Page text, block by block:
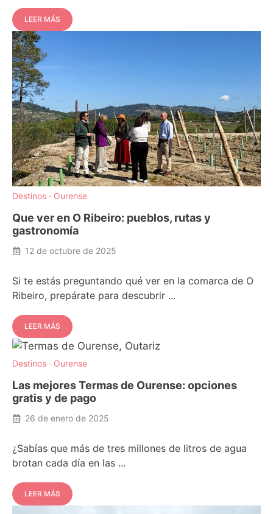
LEER MÁS
Destinos · Ourense
Que ver en O Ribeiro: pueblos, rutas y
gastronomía
12 de octubre de 2025
Si te estás preguntando qué ver en la comarca de O
Ribeiro, prepárate para descubrir ...
LEER MÁS
Destinos · Ourense
Las mejores Termas de Ourense: opciones
gratis y de pago
26 de enero de 2025
¿Sabías que más de tres millones de litros de agua
brotan cada día en las ...
LEER MÁS